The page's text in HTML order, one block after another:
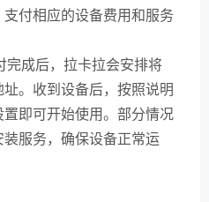
付相应的设备费用和服务
完成后，拉卡拉会安排将
。收到设备后，按照说明
即可开始使用。部分情况
服务，确保设备正常运